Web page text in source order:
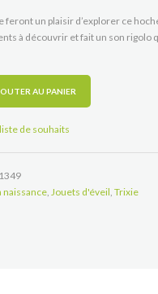
feront un plaisir d’explorer ce
à découvrir et fait un son rigolo
AU PANIER
de souhaits
naissance,Jouets d'éveil,Trixie